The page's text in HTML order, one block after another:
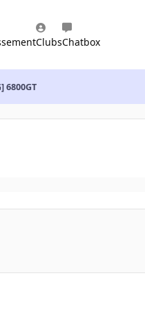
ClubsChatbox
6800GT